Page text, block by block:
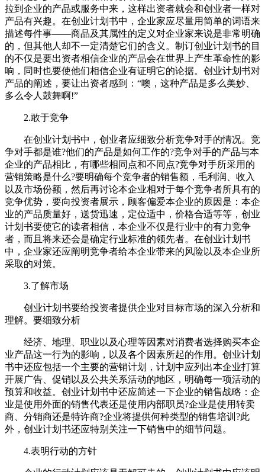
拉到企业的产品或服务中来，这样出资者就会和创业者一样对
产品有兴趣。在创业计划书中，企业家应尽量用简单的词语来
描述每件事——商品及其属性的定义对企业家来说是非常明确
的，但其他人却不一定清楚它们的含义。制订创业计划书的目
的不仅是要出资者相信企业的产品会在世界上产生革命性的影
响，同时也要使他们相信企业有证明它的论据。创业计划书对
产品的阐述，要让出资者感到：“噢，这种产品是多么美妙、
多么令人鼓舞啊!”
2.敢于竞争
在创业计划书中，创业者应细致分析竞争对手的情况。竞
争对手都是谁?他们的产品是如何工作的?竞争对手的产品与本
企业的产品相比，有哪些相同点和不同点?竞争对手所采用的
营销策略是什么?要明确每个竞争者的销售额，毛利润、收入
以及市场份额，然后再讨论本企业相对于每个竞争者所具有的
竞争优势，要向投资者展示，顾客偏爱本企业的原因是：本企
业的产品质量好，送货迅速，定位适中，价格合适等等，创业
计划书要使它的读者相信，本企业不仅是行业中的有力竞争
者，而且将来还会是确定行业标准的领先者。在创业计划书
中，企业家还应阐明竞争者给本企业带来的风险以及本企业所
采取的对策。
3.了解市场
创业计划书要给投资者提供企业对目标市场的深入分析和
理解。要细致分析
经济、地理、职业以及心理等因素对消费者选择购买本企
业产品这一行为的影响，以及各个因素所起的作用。创业计划
书中还应包括一个主要的营销计划，计划中应列出本企业打算
开展广告、促销以及公共关系活动的地区，明确每一项活动的
预算和收益。创业计划书中还应简述一下企业的销售战略：企
业是使用外面的销售代表还是使用内部职员?企业是使用转卖
商、分销商还是特许商?企业将提供何种类型的销售培训?此
外，创业计划书还应特别关注一下销售中的细节问题。
4.表明行动的方针